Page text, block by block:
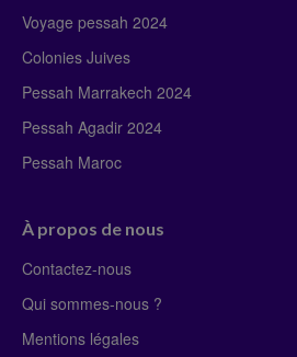
Voyage pessah 2024
Colonies Juives
Pessah Marrakech 2024
Pessah Agadir 2024
Pessah Maroc
À propos de nous
Contactez-nous
Qui sommes-nous ?
Mentions légales